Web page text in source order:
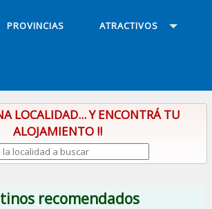
PROVINCIAS ATRACTIVOS
LOCALIDAD... Y ENCONTRÁ TU
ALOJAMIENTO !!
recomendados